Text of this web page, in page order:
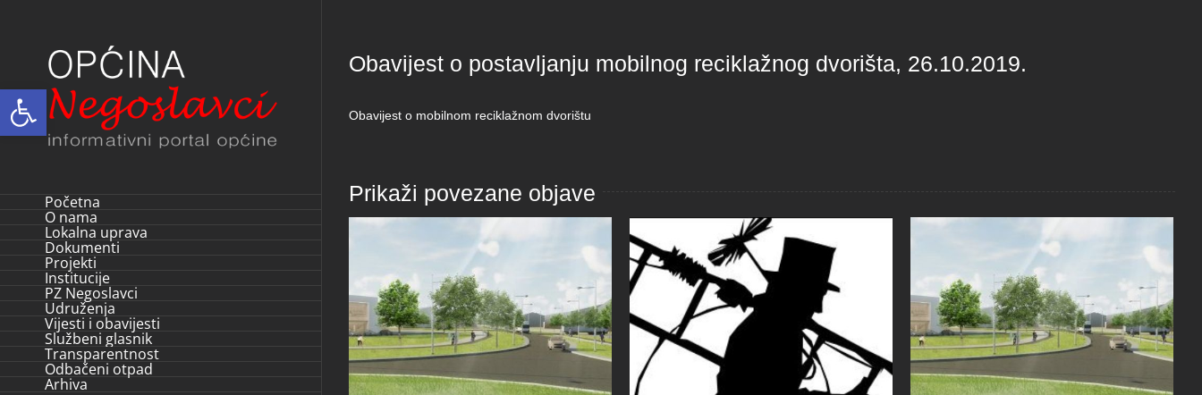
Open toolbar
Početna
O nama
Lokalna uprava
Dokumenti
Projekti
Institucije
PZ Negoslavci
Udruženja
Vijesti i obavijesti
Službeni glasnik
Transparentnost
Odbačeni otpad
Arhiva
Obavijest o postavljanju mobilnog reciklažnog dvorišta, 26.10.2019.
Obavijest o mobilnom reciklažnom dvorištu
Prikaži povezane objave